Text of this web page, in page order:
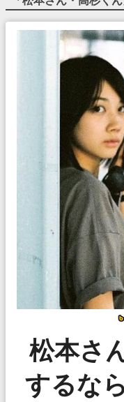
松本さ
するな